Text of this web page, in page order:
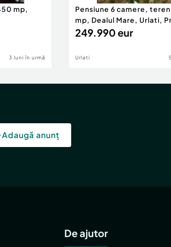
mp,
3 luni în urmă
Pensiune 6 camere, teren
mp, Dealul Mare, Urlati,
249.990 eur
Urlati
Adaugă anunț
De ajutor